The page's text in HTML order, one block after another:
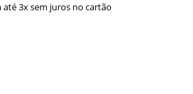
até 3x sem juros no cartão